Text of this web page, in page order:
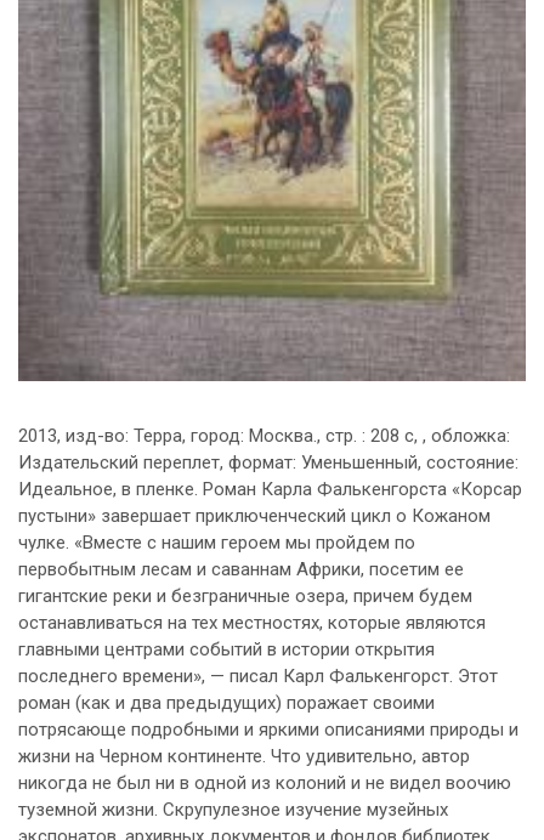
2013, изд-во: Терра, город: Москва., стр. : 208 с, , обложка:
Издательский переплет, формат: Уменьшенный, состояние:
Идеальное, в пленке. Роман Карла Фалькенгорста «Корсар
пустыни» завершает приключенческий цикл о Кожаном
чулке. «Вместе с нашим героем мы пройдем по
первобытным лесам и саваннам Африки, посетим ее
гигантские реки и безграничные озера, причем будем
останавливаться на тех местностях, которые являются
главными центрами событий в истории открытия
последнего времени», — писал Карл Фалькенгорст. Этот
роман (как и два предыдущих) поражает своими
потрясающе подробными и яркими описаниями природы и
жизни на Черном континенте. Что удивительно, автор
никогда не был ни в одной из колоний и не видел воочию
туземной жизни. Скрупулезное изучение музейных